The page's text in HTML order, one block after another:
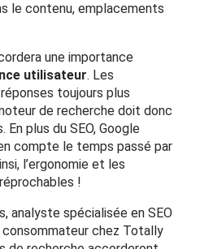
le contenu, emplacements
une importance
utilisateur. Les
toujours plus
de recherche doit donc
En plus du SEO, Google
compte le temps passé par
l’ergonomie et les
!
analyste spécialisée en SEO
chez Totally